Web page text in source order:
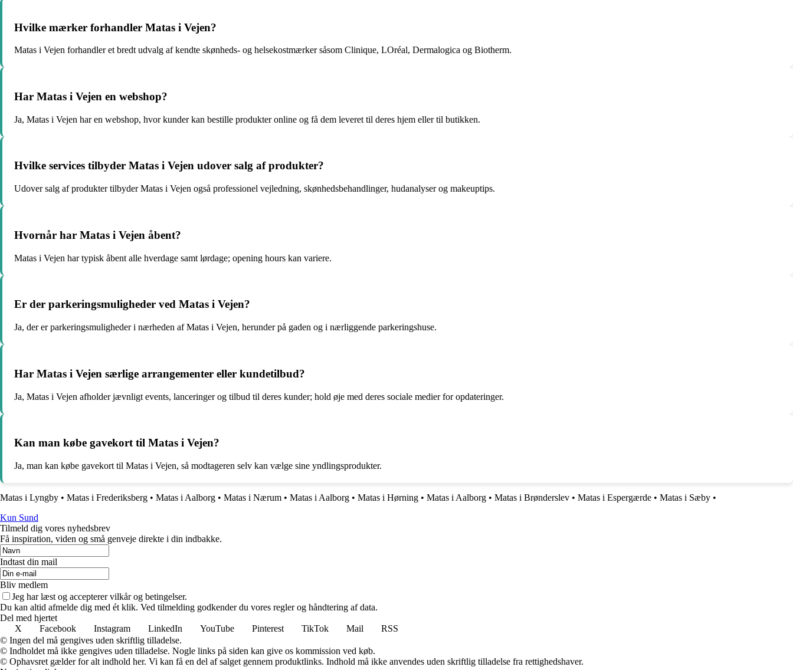
Hvilke mærker forhandler Matas i Vejen?
Matas i Vejen forhandler et bredt udvalg af kendte skønheds- og helsekostmærker såsom Clinique, LOréal, Dermalogica og Biotherm.
Har Matas i Vejen en webshop?
Ja, Matas i Vejen har en webshop, hvor kunder kan bestille produkter online og få dem leveret til deres hjem eller til butikken.
Hvilke services tilbyder Matas i Vejen udover salg af produkter?
Udover salg af produkter tilbyder Matas i Vejen også professionel vejledning, skønhedsbehandlinger, hudanalyser og makeuptips.
Hvornår har Matas i Vejen åbent?
Matas i Vejen har typisk åbent alle hverdage samt lørdage; opening hours kan variere.
Er der parkeringsmuligheder ved Matas i Vejen?
Ja, der er parkeringsmuligheder i nærheden af Matas i Vejen, herunder på gaden og i nærliggende parkeringshuse.
Har Matas i Vejen særlige arrangementer eller kundetilbud?
Ja, Matas i Vejen afholder jævnligt events, lanceringer og tilbud til deres kunder; hold øje med deres sociale medier for opdateringer.
Kan man købe gavekort til Matas i Vejen?
Ja, man kan købe gavekort til Matas i Vejen, så modtageren selv kan vælge sine yndlingsprodukter.
Matas i Lyngby • Matas i Frederiksberg • Matas i Aalborg • Matas i Nærum • Matas i Aalborg • Matas i Hørning • Matas i Aalborg • Matas i Brønderslev • Matas i Espergærde • Matas i Sæby •
Kun Sund
Tilmeld dig vores nyhedsbrev
Få inspiration, viden og små genveje direkte i din indbakke.
Indtast din mail
Bliv medlem
Jeg har læst og accepterer vilkår og betingelser.
Du kan altid afmelde dig med ét klik. Ved tilmelding godkender du vores regler og håndtering af data.
Del med hjertet
X
Facebook Instagram LinkedIn YouTube Pinterest TikTok Mail
RSS
© Ingen del må gengives uden skriftlig tilladelse.
© Indholdet må ikke gengives uden tilladelse. Nogle links på siden kan give os kommission ved køb.
© Ophavsret gælder for alt indhold her. Vi kan få en del af salget gennem produktlinks. Indhold må ikke anvendes uden skriftlig tilladelse fra rettighedshaver.